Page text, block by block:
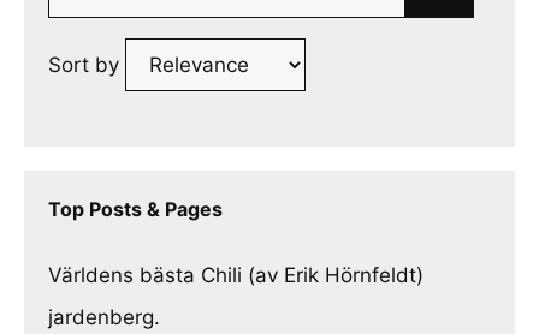
Sort by
Top Posts & Pages
Världens bästa Chili (av Erik Hörnfeldt)
jardenberg.